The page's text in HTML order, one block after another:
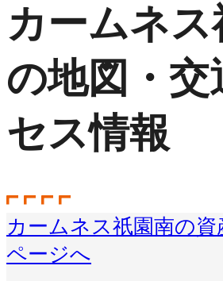
カームネ
の地図・交
セス情報
カームネス祇園南の資
ページへ